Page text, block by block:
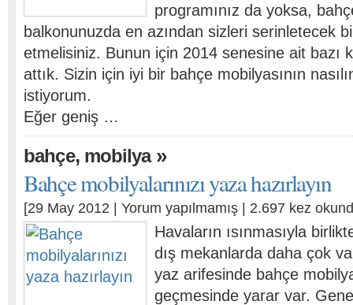
programınız da yoksa,
balkonunuzda en azından sizleri serinletecek
etmelisiniz. Bunun için 2014 senesine ait bazı
attık. Sizin için iyi bir bahçe mobilyasının
istiyorum.
Eğer geniş …
bahçe, mobilya»
Bahçe mobilyalarınızı yaza hazırlayın
[29 May 2012 | Yorum yapılmamış | 2.697 kez
Havaların ısınmasıyla
dış mekanlarda daha çok
yaz arifesinde bahçe
geçmesinde yarar var.